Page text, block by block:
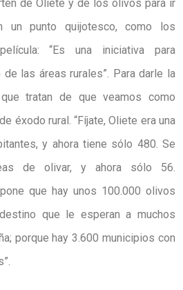
de Oliete y de los olivos para ir
un punto quijotesco, como los
“Es una iniciativa para
las áreas rurales”. Para darle la
tratan de que veamos como
éxodo rural. “Fíjate, Oliete era una
y ahora tiene sólo 480. Se
de olivar, y ahora sólo 56.
que hay unos 100.000 olivos
que le esperan a muchos
porque hay 3.600 municipios con